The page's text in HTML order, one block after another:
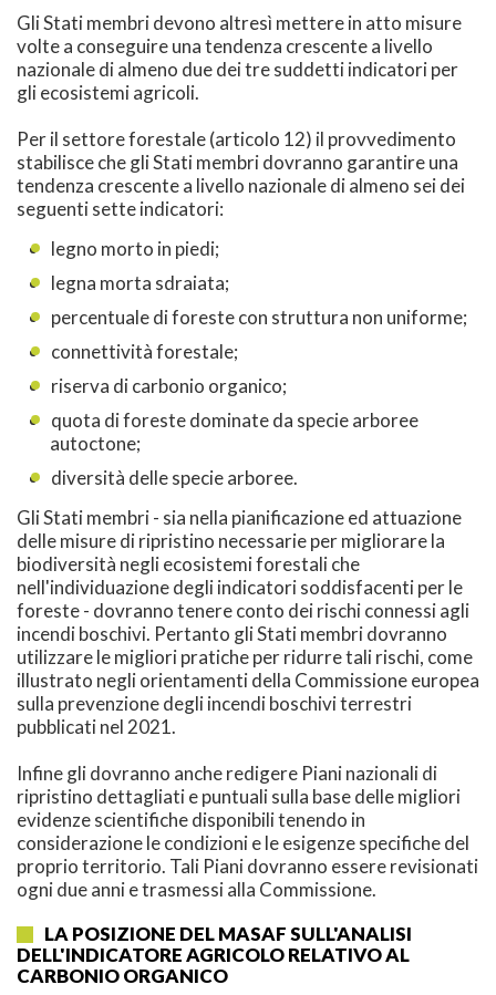
Gli Stati membri devono altresì mettere in atto misure
volte a conseguire una tendenza crescente a livello
nazionale di almeno due dei tre suddetti indicatori per
gli ecosistemi agricoli.
Per il settore forestale (articolo 12) il provvedimento
stabilisce che gli Stati membri dovranno garantire una
tendenza crescente a livello nazionale di almeno sei dei
seguenti sette indicatori:
legno morto in piedi;
legna morta sdraiata;
percentuale di foreste con struttura non uniforme;
connettività forestale;
riserva di carbonio organico;
quota di foreste dominate da specie arboree
autoctone;
diversità delle specie arboree.
Gli Stati membri - sia nella pianificazione ed attuazione
delle misure di ripristino necessarie per migliorare la
biodiversità negli ecosistemi forestali che
nell'individuazione degli indicatori soddisfacenti per le
foreste - dovranno tenere conto dei rischi connessi agli
incendi boschivi. Pertanto gli Stati membri dovranno
utilizzare le migliori pratiche per ridurre tali rischi, come
illustrato negli orientamenti della Commissione europea
sulla prevenzione degli incendi boschivi terrestri
pubblicati nel 2021.
Infine gli dovranno anche redigere Piani nazionali di
ripristino dettagliati e puntuali sulla base delle migliori
evidenze scientifiche disponibili tenendo in
considerazione le condizioni e le esigenze specifiche del
proprio territorio. Tali Piani dovranno essere revisionati
ogni due anni e trasmessi alla Commissione.
LA POSIZIONE DEL MASAF SULL'ANALISI
DELL'INDICATORE AGRICOLO RELATIVO AL
CARBONIO ORGANICO